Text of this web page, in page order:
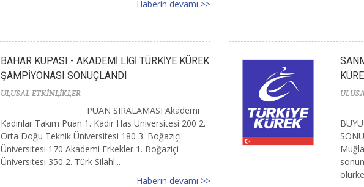
Haberin devamı >>
BAHAR KUPASI - AKADEMİ LİGİ TÜRKİYE KÜREK
ŞAMPİYONASI SONUÇLANDI
ULUSAL ETKİNLİKLER
PUAN SIRALAMASI Akademi
Kadınlar Takım Puan 1. Kadir Has Üniversitesi 200 2.
Orta Doğu Teknik Üniversitesi 180 3. Boğaziçi
Üniversitesi 170 Akademi Erkekler 1. Boğaziçi
Üniversitesi 350 2. Türk Silahl...
Haberin devamı >>